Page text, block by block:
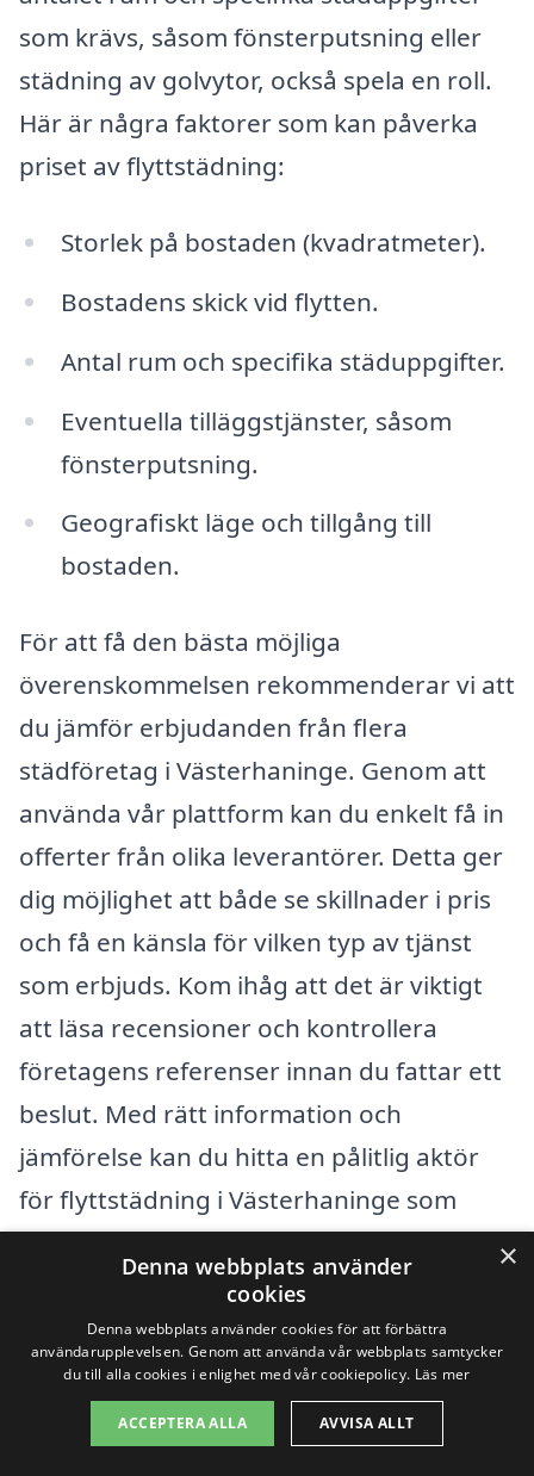
som krävs, såsom fönsterputsning eller
städning av golvytor, också spela en roll.
Här är några faktorer som kan påverka
priset av flyttstädning:
Storlek på bostaden (kvadratmeter).
Bostadens skick vid flytten.
Antal rum och specifika städuppgifter.
Eventuella tilläggstjänster, såsom
fönsterputsning.
Geografiskt läge och tillgång till
bostaden.
För att få den bästa möjliga
överenskommelsen rekommenderar vi att
du jämför erbjudanden från flera
städföretag i Västerhaninge. Genom att
använda vår plattform kan du enkelt få in
offerter från olika leverantörer. Detta ger
dig möjlighet att både se skillnader i pris
och få en känsla för vilken typ av tjänst
som erbjuds. Kom ihåg att det är viktigt
att läsa recensioner och kontrollera
företagens referenser innan du fattar ett
beslut. Med rätt information och
jämförelse kan du hitta en pålitlig aktör
för flyttstädning i Västerhaninge som
passar dina behov och din budget.
Få 3 erbjudanden, gratis och utan
förpliktelser
×
Denna webbplats använder
cookies
Denna webbplats använder cookies för att förbättra
användarupplevelsen. Genom att använda vår webbplats samtycker
du till alla cookies i enlighet med vår cookiepolicy. Läs mer
ACCEPTERA ALLA AVVISA ALLT